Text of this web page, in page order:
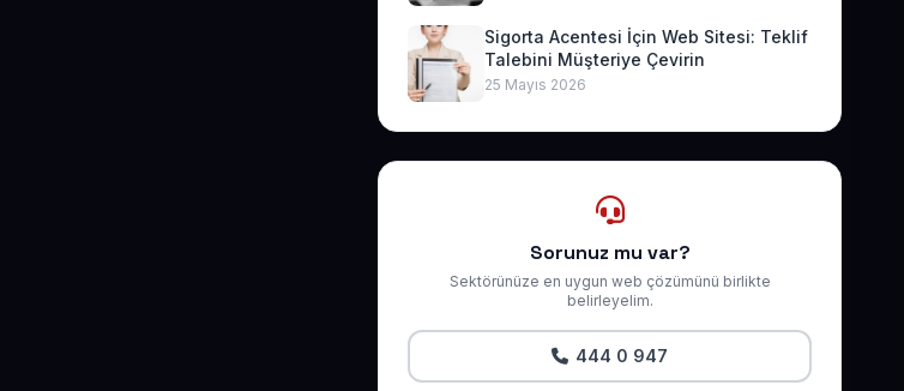
Sigorta Acentesi İçin Web Sitesi: Teklif
Talebini Müşteriye Çevirin
25 Mayıs 2026
Sorunuz mu var?
Sektörünüze en uygun web çözümünü birlikte
belirleyelim.
444 0 947